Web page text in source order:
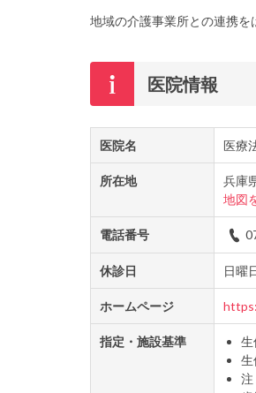
地域の介護事業所との連携を
医院情報
医院名 医療
所在地
兵庫
地図
電話番号
休診日 日曜
ホームページ
指定・施設基準
注